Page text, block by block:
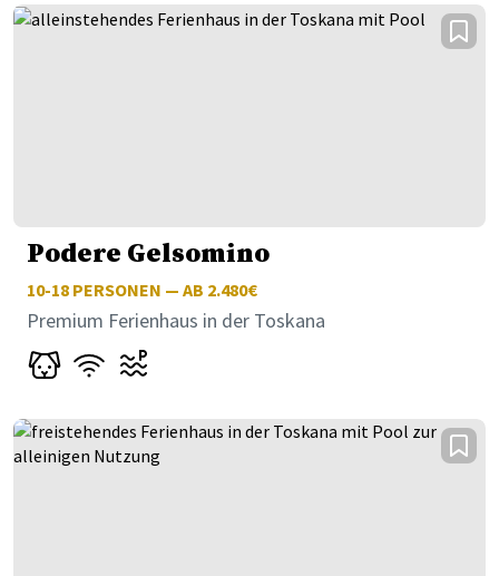
Podere Gelsomino
10-18 PERSONEN — AB 2.480€
Premium Ferienhaus in der Toskana